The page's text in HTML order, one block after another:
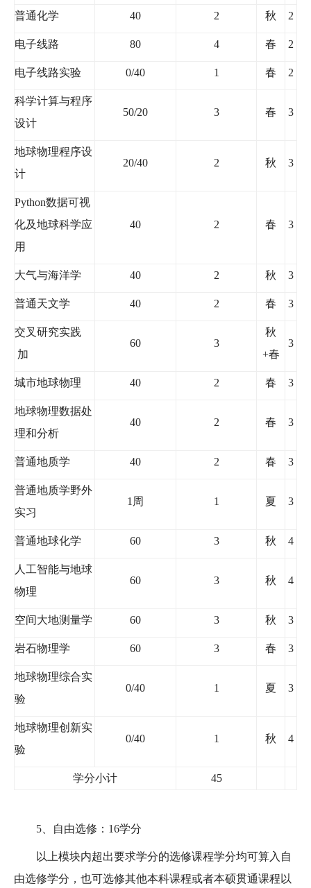
普通化学 40 2 秋 2
电子线路 80 4 春 2
电子线路实验 0/40 1 春 2
科学计算与程序
设计
50/20 3 春 3
地球物理程序设
计
20/40 2 秋 3
Python数据可视
化及地球科学应
用
40 2 春 3
大气与海洋学 40 2 秋 3
普通天文学 40 2 春 3
交叉研究实践
加
60 3
秋
+春
3
城市地球物理 40 2 春 3
地球物理数据处
理和分析
40 2 春 3
普通地质学 40 2 春 3
普通地质学野外
实习
1 周 1 夏 3
普通地球化学 60 3 秋 4
人工智能与地球
物理
60 3 秋 4
空间大地测量学 60 3 秋 3
岩石物理学 60 3 春 3
地球物理综合实
验
0/40 1 夏 3
地球物理创新实
验
0/40 1 秋 4
学分小计 45
5 、自由选修： 16学分
以上模块内超出要求学分的选修课程学分均可算入自
由选修学分，也可选修其他本科课程或者本硕贯通课程以